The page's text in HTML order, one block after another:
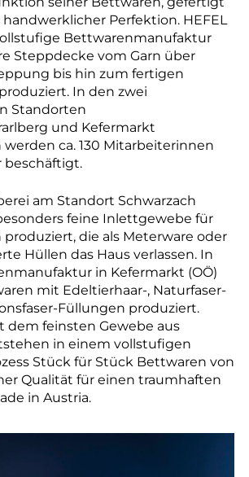
Perfektion. HEFEL
Bettwarenmanufaktur
Steppdecke vom Garn über
bis hin zum fertigen
In den zwei
Standorten
und Kefermarkt
ca. 130 Mitarbeiterinnen
beschäftigt.
am Standort Schwarzach
feine Inlettgewebe für
die als Meterware oder
Hüllen das Haus verlassen. In
in Kefermarkt (OÖ)
mit Edeltierhaar-, Naturfaser-
Füllungen produziert.
dem feinsten Gewebe aus
in einem vollstufigen
Stück für Stück Bettwaren von
Qualität für einen traumhaften
in Austria.